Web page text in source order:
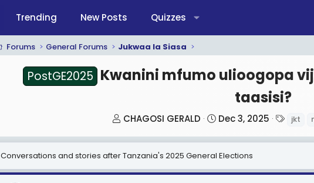
Trending New Posts Quizzes
Forums General Forums Jukwaa la Siasa
PostGE2025 Kwanini mfumo ulioogopa
taasisi?
T
r
e
a
CHAGOSI GERALD
S
a
r
t
Dec 3, 2025
g
jkt
Conversations and stories after Tanzania's 2025 General Elections